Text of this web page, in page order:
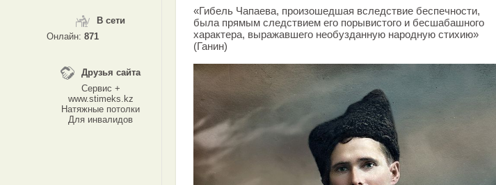
В сети
Онлайн: 871
Друзья сайта
Сервис +
www.stimeks.kz
Натяжные потолки
Для инвалидов
«Гибель Чапаева, произошедшая вследствие беспечности,
была прямым следствием его порывистого и бесшабашного
характера, выражавшего необузданную народную стихию»
(Ганин)